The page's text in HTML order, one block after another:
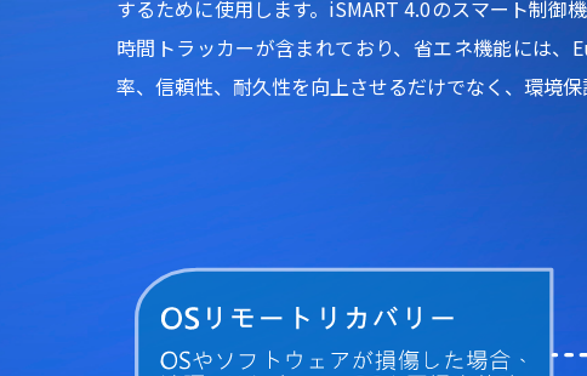
するために使用します。iSMART 4.0のスマート制
時間トラッカーが含まれており、省エネ機能には、
率、信頼性、耐久性を向上させるだけでなく、環境